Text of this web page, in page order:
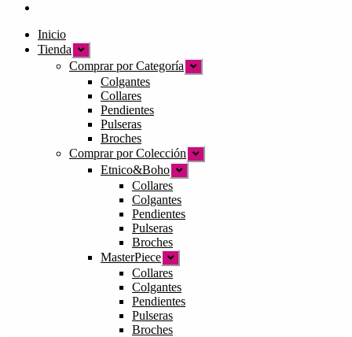
Inicio
Tienda Expandir
el
menú
hijo
Comprar por Categoría Expandir
el
Colgantes
Collares
Pendientes
Pulseras
Broches
Comprar por Colección Expandir
el
Etnico&Boho Expandir
el
hijo
Collares
Colgantes
Pendientes
Pulseras
Broches
MasterPiece Expandir
el
menú
hijo
Collares
Colgantes
Pendientes
Pulseras
Broches